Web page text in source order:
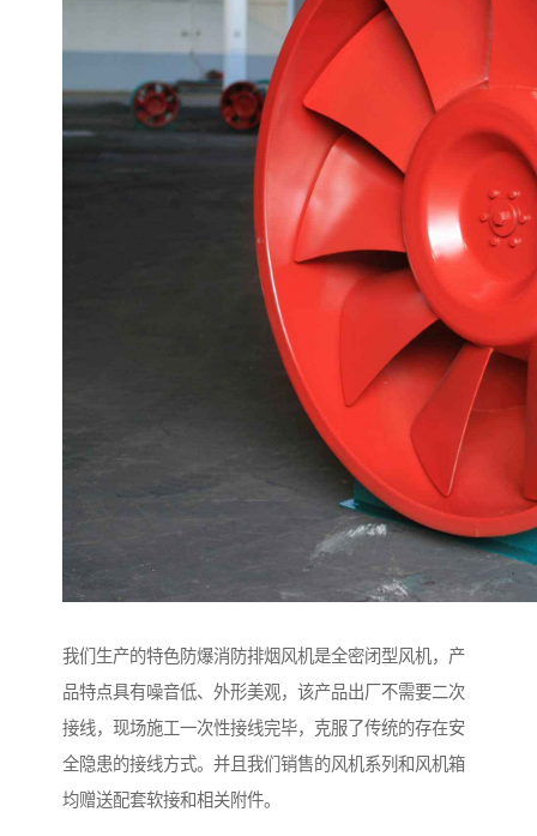
我们生产的特色防爆消防排烟风机是全密闭型风机，产
品特点具有噪音低、外形美观，该产品出厂不需要二次
接线，现场施工一次性接线完毕，克服了传统的存在安
全隐患的接线方式。并且我们销售的风机系列和风机箱
均赠送配套软接和相关附件。